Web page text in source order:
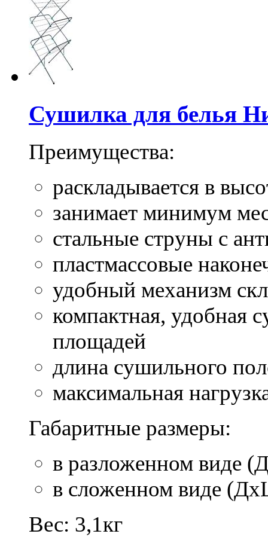
Сушилка для белья
Преимущества:
раскладывается в
занимает минимум
стальные струны с
пластмассовые
удобный механизм
компактная, удобная
площадей
длина сушильного
максимальная
Габаритные размеры:
в разложенном виде
в сложенном виде
Вес: 3,1кг